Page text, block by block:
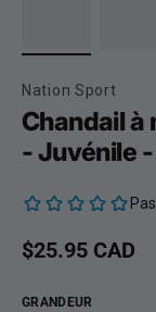
Nation Sport
Chandail à
- Juvénile
Prix habituel
$25.95 CAD
GRANDEUR